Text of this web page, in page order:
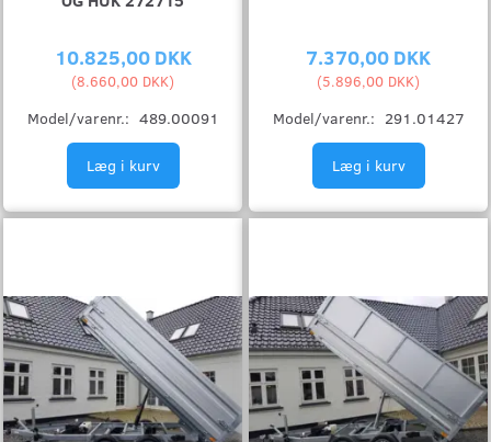
10.825,00 DKK
(8.660,00 DKK)
Model/varenr.: 489.00091
Læg i kurv
7.370,00 DKK
(5.896,00 DKK)
Model/varenr.: 291.01427
Læg i kurv